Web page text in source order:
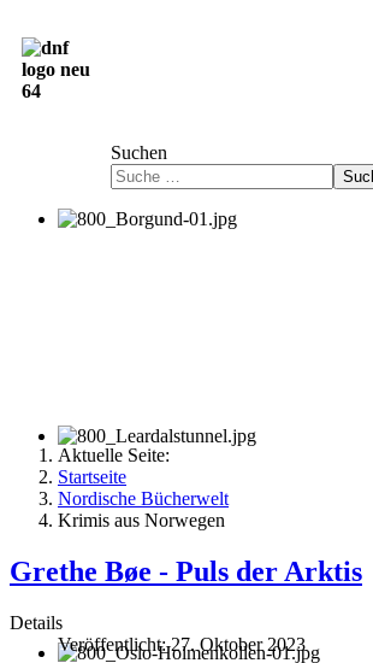
Suchen
Aktuelle Seite:
Startseite
Nordische Bücherwelt
Krimis aus Norwegen
Grethe Bøe - Puls der Arktis
Details
Veröffentlicht: 27. Oktober 2023